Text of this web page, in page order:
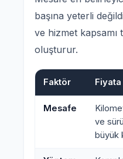
başına yeterli
ve hizmet
oluşturur.
Faktör Fiyata
Mesafe
ve
büyük